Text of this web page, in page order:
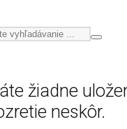
žiadne
neskôr.